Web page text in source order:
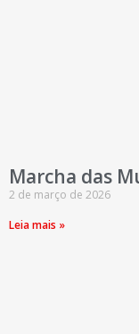
Marcha das
2 de março de 2026
Leia mais »